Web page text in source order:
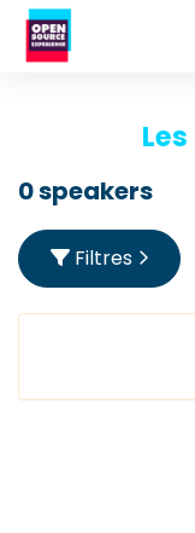
0 speakers
Filtres